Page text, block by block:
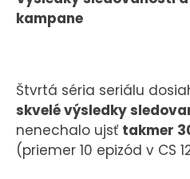
kampane
Štvrtá séria seriálu
skvelé výsledky
nenechalo ujsť takmer
(priemer 10 epizód v CS